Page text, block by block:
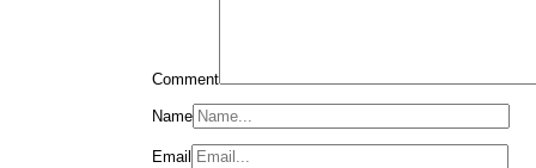
Comment
Name
Email